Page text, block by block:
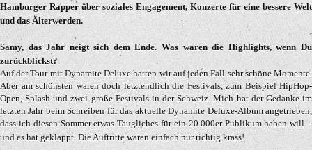
Hamburger Rapper über soziales Engagement, Konzerte für eine bessere Welt
und das Älterwerden.
Samy, das Jahr neigt sich dem Ende. Was waren die Highlights, wenn Du
zurückblickst?
Auf der Tour mit Dynamite Deluxe hatten wir auf jeden Fall sehr schöne Momente.
Aber am schönsten waren doch letztendlich die Festivals, zum Beispiel HipHop-
Open, Splash und zwei große Festivals in der Schweiz. Mich hat der Gedanke im
letzten Jahr beim Schreiben für das aktuelle Dynamite Deluxe-Album angetrieben,
dass ich diesen Sommer etwas Taugliches für ein 20.000er Publikum haben will –
und es hat geklappt. Die Auftritte waren einfach nur richtig krass!